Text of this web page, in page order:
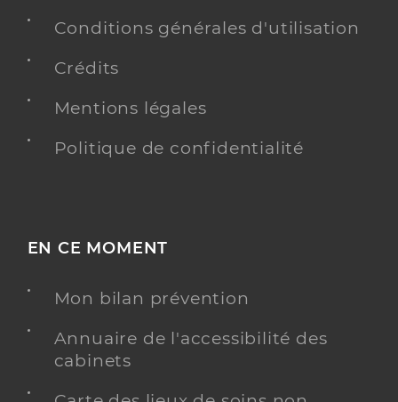
Conditions générales d'utilisation
Crédits
Mentions légales
Politique de confidentialité
EN CE MOMENT
Mon bilan prévention
Annuaire de l'accessibilité des
cabinets